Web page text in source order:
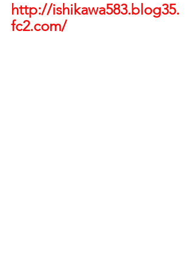
http://ishikawa583.blog35.
fc2.com/